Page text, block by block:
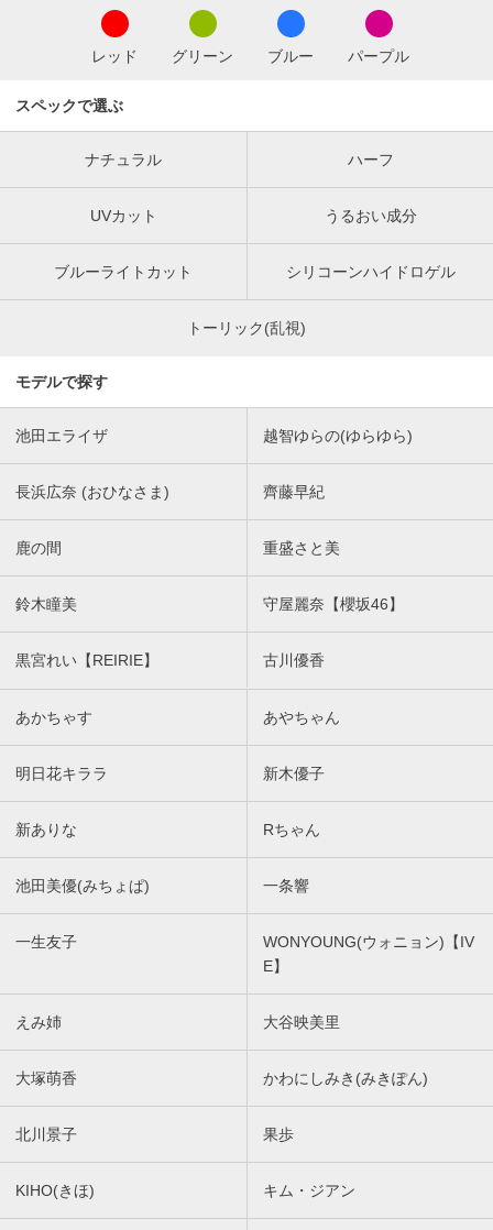
レッド グリーン ブルー パープル
スペックで選ぶ
ナチュラル ハーフ
UVカット うるおい成分
ブルーライトカット シリコーンハイドロゲル
トーリック(乱視)
モデルで探す
池田エライザ 越智ゆらの(ゆらゆら)
長浜広奈 (おひなさま) 齊藤早紀
鹿の間 重盛さと美
鈴木瞳美 守屋麗奈【櫻坂46】
黒宮れい【REIRIE】 古川優香
あかちゃす あやちゃん
明日花キララ 新木優子
新ありな Rちゃん
池田美優(みちょぱ) 一条響
一生友子
WONYOUNG(ウォニョン)【IV
E】
えみ姉 大谷映美里
大塚萌香 かわにしみき(みきぽん)
北川景子 果歩
KIHO(きほ) キム・ジアン